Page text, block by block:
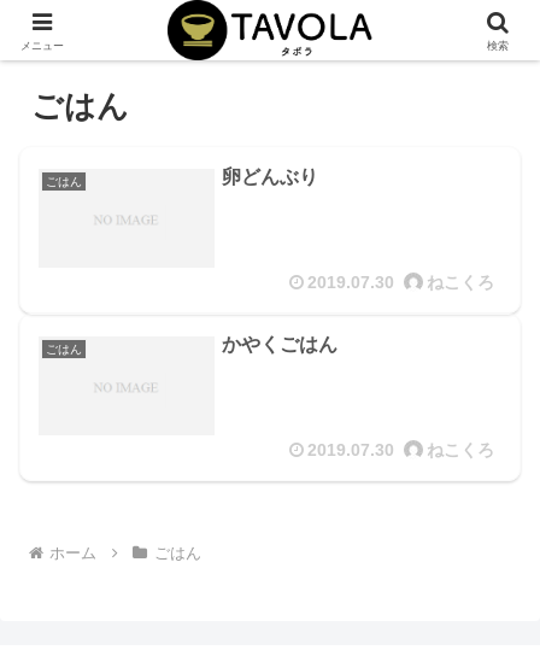
ごはん
ごはん 卵どんぶり
2019.07.30 ねこくろ
ごはん かやくごはん
2019.07.30 ねこくろ
ホーム ごはん
メニュー 検索